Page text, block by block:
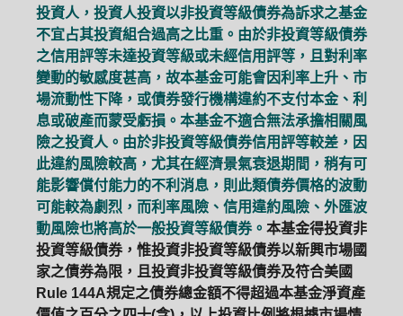
投資人，投資人投資以非投資等級債券為訴求之基金
不宜占其投資組合過高之比重。由於非投資等級債券
之信用評等未達投資等級或未經信用評等，且對利率
變動的敏感度甚高，故本基金可能會因利率上升、市
場流動性下降，或債券發行機構違約不支付本金、利
息或破產而蒙受虧損。本基金不適合無法承擔相關風
險之投資人。由於非投資等級債券信用評等較差，因
此違約風險較高，尤其在經濟景氣衰退期間，稍有可
能影響償付能力的不利消息，則此類債券價格的波動
可能較為劇烈，而利率風險、信用違約風險、外匯波
動風險也將高於一般投資等級債券。 本基金得投資非
投資等級債券，惟投資非投資等級債券以新興市場國
家之債券為限，且投資非投資等級債券及符合美國
Rule 144A規定之債券總金額不得超過本基金淨資產